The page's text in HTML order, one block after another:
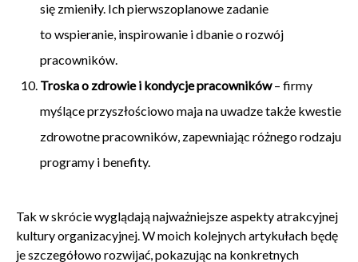
się zmieniły. Ich pierwszoplanowe zadanie
to wspieranie, inspirowanie i dbanie o rozwój
pracowników.
Troska o zdrowie i kondycje pracowników– firmy
myślące przyszłościowo maja na uwadze także kwestie
zdrowotne pracowników, zapewniając różnego rodzaju
programy i benefity.
Tak w skrócie wyglądają najważniejsze aspekty atrakcyjnej
kultury organizacyjnej. W moich kolejnych artykułach będę
je szczegółowo rozwijać, pokazując na konkretnych